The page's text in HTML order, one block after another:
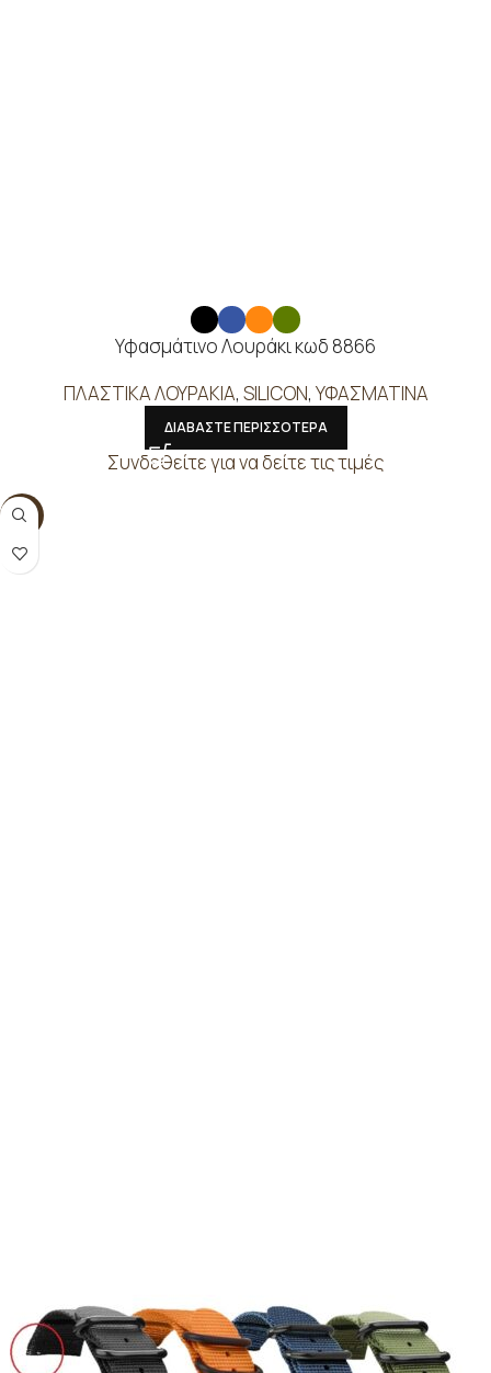
Υφασμάτινο Λουράκι κωδ 8866
ΠΛΑΣΤΙΚΑ ΛΟΥΡΑΚΙΑ, SILICON, ΥΦΑΣΜΑΤΙΝΑ
ΔΙΑΒΑΣΤΕ ΠΕΡΙΣΣΟΤΕΡΑ
Συνδεθείτε για να δείτε τις τιμές
NEW